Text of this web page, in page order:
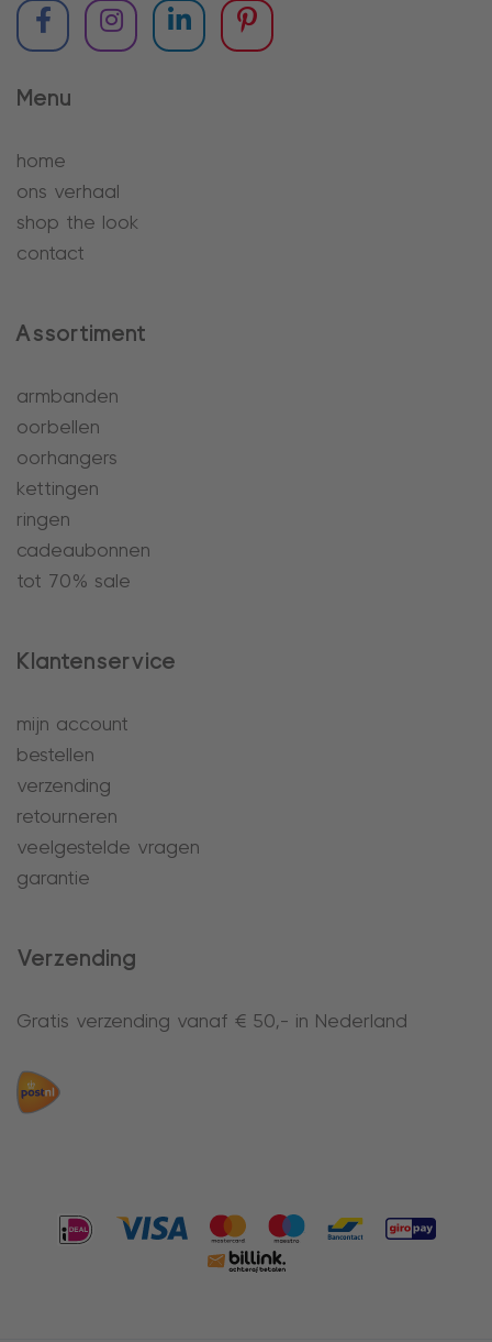
Menu
home
ons verhaal
shop the look
contact
Assortiment
armbanden
oorbellen
oorhangers
kettingen
ringen
cadeaubonnen
tot 70% sale
Klantenservice
mijn account
bestellen
verzending
retourneren
veelgestelde vragen
garantie
Verzending
Gratis verzending vanaf € 50,- in Nederland